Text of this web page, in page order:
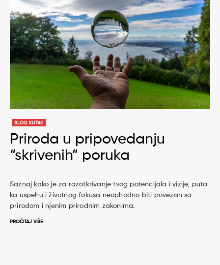
BLOG KUTAK
Priroda u pripovedanju
“skrivenih” poruka
Saznaj kako je za razotkrivanje tvog potencijala i vizije, puta
ka uspehu i životnog fokusa neophodno biti povezan sa
prirodom i njenim prirodnim zakonima.
PROČITAJ VIŠE